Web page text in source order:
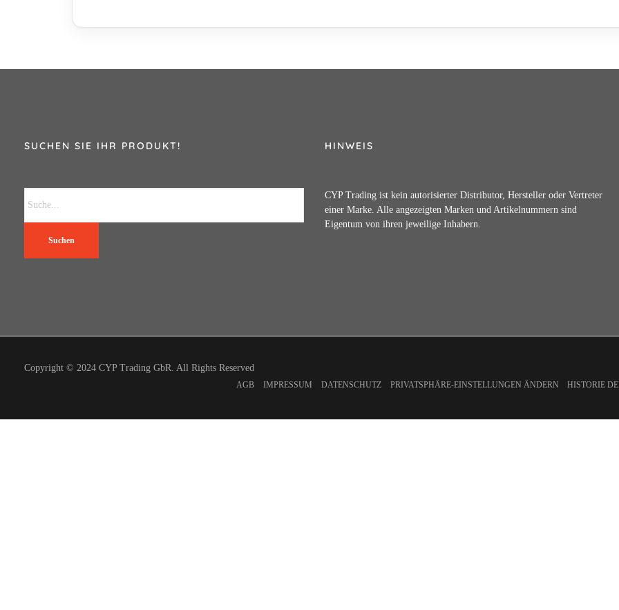
SUCHEN SIE IHR PRODUKT!
Suchen
HINWEIS
CYP Trading ist kein autorisierter Distributor, Hersteller oder Vertreter
einer Marke. Alle angezeigten Marken und Artikelnummern sind
Eigentum von ihren jeweilige Inhabern.
Copyright © 2024 CYP Trading GbR. All Rights Reserved
AGB IMPRESSUM DATENSCHUTZ PRIVATSPHÄRE-EINSTELLUNGEN ÄNDERN HISTORIE